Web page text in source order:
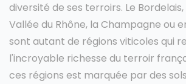
diversité de ses terroirs. Le
Vallée du Rhône, la Champagne ou
sont autant de régions viticoles qui
l'incroyable richesse du terroir
ces régions est marquée par des